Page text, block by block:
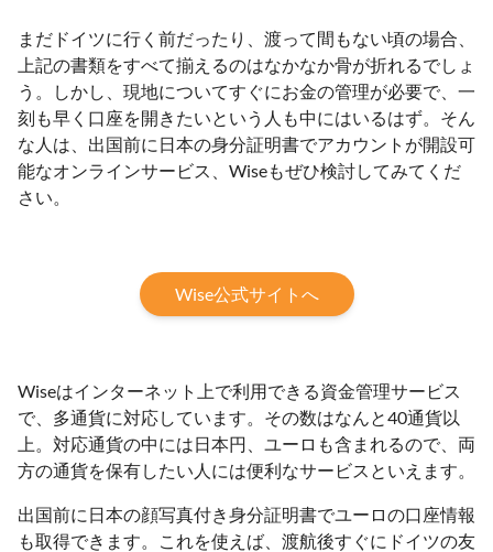
まだドイツに行く前だったり、渡って間もない頃の場合、
上記の書類をすべて揃えるのはなかなか骨が折れるでしょ
う。しかし、現地についてすぐにお金の管理が必要で、一
刻も早く口座を開きたいという人も中にはいるはず。そん
な人は、出国前に日本の身分証明書でアカウントが開設可
能なオンラインサービス、Wiseもぜひ検討してみてくだ
さい。
Wise公式サイトへ
Wiseはインターネット上で利用できる資金管理サービス
で、多通貨に対応しています。その数はなんと40通貨以
上。対応通貨の中には日本円、ユーロも含まれるので、両
方の通貨を保有したい人には便利なサービスといえます。
出国前に日本の顔写真付き身分証明書でユーロの口座情報
も取得できます。これを使えば、渡航後すぐにドイツの友